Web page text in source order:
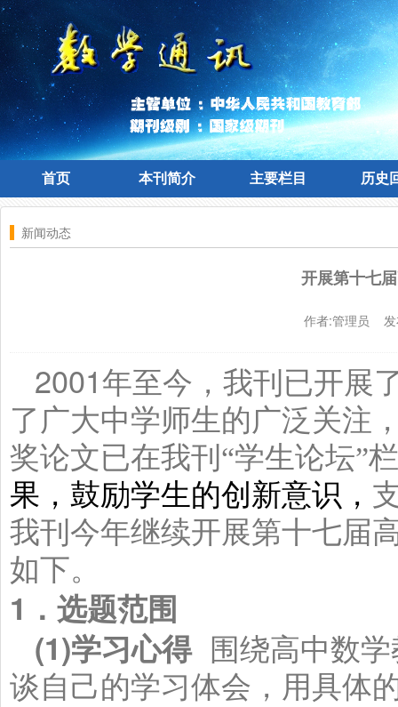
首页 本刊简介 主要栏目 历史
新闻动态
开展第十七
作者:管理员 发
2001年至今，我刊已开展
了广大中学师生的广泛关注
奖论文已在我刊“学生论坛”
果，鼓励学生的创新意识，
我刊今年继续开展第十七届
如下。
1 ．选题范围
(1)学习心得
围绕高中数
谈自己的学习体会，用具体